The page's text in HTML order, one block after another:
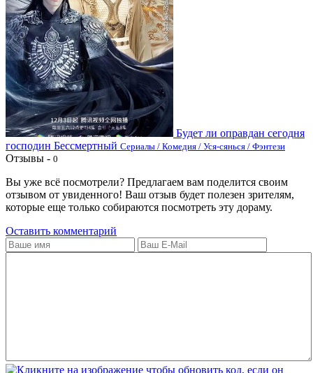
Будет ли оправдан сегодня
господин Бессмертный Сериалы / Комедия / Уся-сянься / Фэнтези
Отзывы - 0
Вы уже всё посмотрели? Предлагаем вам поделится своим
отзывом от увиденного! Ваш отзыв будет полезен зрителям,
которые еще только собираются посмотреть эту дораму.
Оставить комментарий